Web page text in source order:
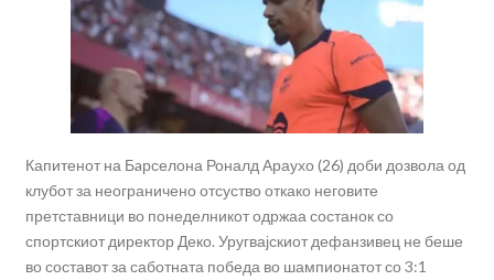
Капитенот на Бaрселона Роналд Араухо (26) доби дозвола од
клубот за неограничено отсуство откако неговите
претставници во понеделникот одржаа состанок со
спортскиот директор Деко. Уругвајскиот дефанзивец не беше
во составот за саботната победа во шампионатот со 3:1